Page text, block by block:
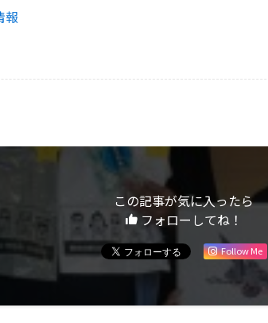
報
この記事が気に入ったら
フォローしてね！
Follow Me